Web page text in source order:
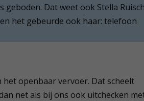
Dat weet ook Stella
het gebeurde ook haar: telefoon
openbaar vervoer. Dat scheelt
net als bij ons ook uitchecken